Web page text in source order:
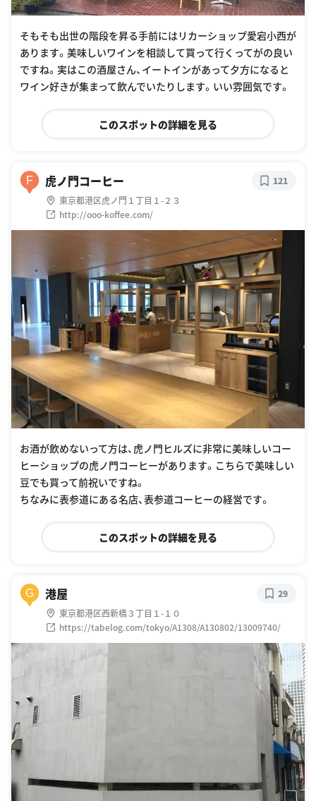
そもそも出世の階段を昇る手前にはリカーショップ愛宕小西が
あります。美味しいワインを相談して買って行くってがの良い
ですね。実はこの酒屋さん、イートインがあって夕方になると
ワイン好きが集まって飲んでいたりします。いい雰囲気です。
このスポットの詳細を見る
F 虎ノ門コーヒー
東京都港区虎ノ門１丁目１-２３
http://ooo-koffee.com/
121
お酒が飲めないって方は、虎ノ門ヒルズに非常に美味しいコー
ヒーショップの虎ノ門コーヒーがあります。こちらで美味しい
豆でも買って前祝いですね。
ちなみに表参道にある名店、表参道コーヒーの経営です。
このスポットの詳細を見る
G 港屋
東京都港区西新橋３丁目１-１０
https://tabelog.com/tokyo/A1308/A130802/13009740/
29